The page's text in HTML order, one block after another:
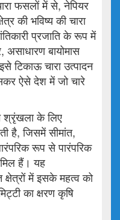
फसलों में से, नेपियर
की भविष्य की चारा
प्रजाति के रूप में
बायोमास
टिकाऊ चारा उत्पादन
ऐसे देश में जो चारे
श्रृंखला के लिए
है, जिसमें सीमांत,
रूप से पारंपरिक
हैं। यह
में इसके महत्व को
का क्षरण कृषि